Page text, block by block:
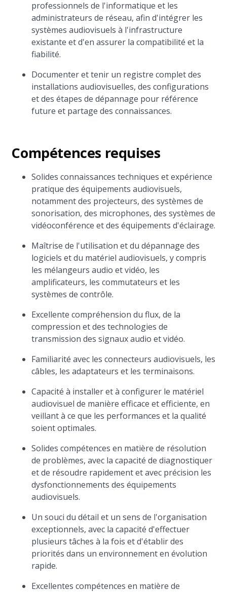
professionnels de l'informatique et les
administrateurs de réseau, afin d'intégrer les
systèmes audiovisuels à l'infrastructure
existante et d'en assurer la compatibilité et la
fiabilité.
Documenter et tenir un registre complet des
installations audiovisuelles, des configurations
et des étapes de dépannage pour référence
future et partage des connaissances.
Compétences requises
Solides connaissances techniques et expérience
pratique des équipements audiovisuels,
notamment des projecteurs, des systèmes de
sonorisation, des microphones, des systèmes de
vidéoconférence et des équipements d'éclairage.
Maîtrise de l'utilisation et du dépannage des
logiciels et du matériel audiovisuels, y compris
les mélangeurs audio et vidéo, les
amplificateurs, les commutateurs et les
systèmes de contrôle.
Excellente compréhension du flux, de la
compression et des technologies de
transmission des signaux audio et vidéo.
Familiarité avec les connecteurs audiovisuels, les
câbles, les adaptateurs et les terminaisons.
Capacité à installer et à configurer le matériel
audiovisuel de manière efficace et efficiente, en
veillant à ce que les performances et la qualité
soient optimales.
Solides compétences en matière de résolution
de problèmes, avec la capacité de diagnostiquer
et de résoudre rapidement et avec précision les
dysfonctionnements des équipements
audiovisuels.
Un souci du détail et un sens de l'organisation
exceptionnels, avec la capacité d'effectuer
plusieurs tâches à la fois et d'établir des
priorités dans un environnement en évolution
rapide.
Excellentes compétences en matière de